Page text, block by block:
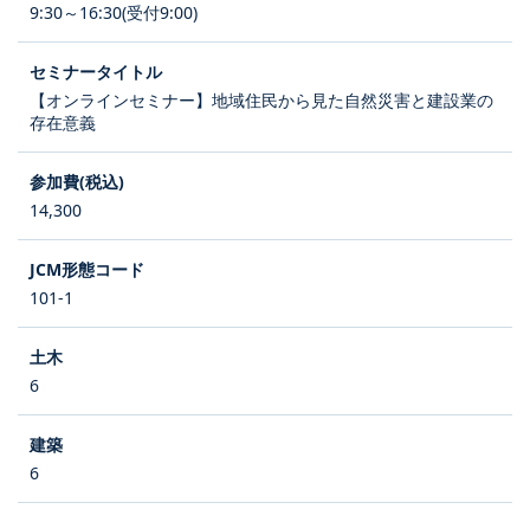
9:30～16:30(受付9:00)
【オンラインセミナー】地域住民から見た自然災害と建設業の
存在意義
14,300
101-1
6
6